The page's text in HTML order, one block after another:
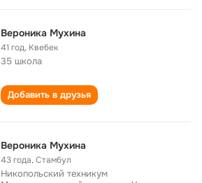
Вероника Мухина
41 год, Квебек
35 школа
Добавить в друзья
Вероника Мухина
43 года,Стамбул
Никопольский техникум